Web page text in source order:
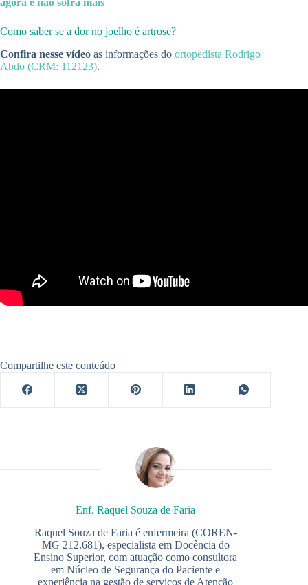
agora e não sofra mais
Como saber se a dor no joelho é artrose?
Confira nesse vídeo as informações do ortopedista Rodrigo
Abdo (CRM: 112123).
Compartilhe este conteúdo
Enf. Raquel Souza de Faria
Raquel Souza de Faria é enfermeira (COREN-
MG 212.681), especialista em Docência do
Ensino Superior, com atuação como consultora
em Núcleo de Segurança do Paciente e
experiência na gestão de serviços de Atenção